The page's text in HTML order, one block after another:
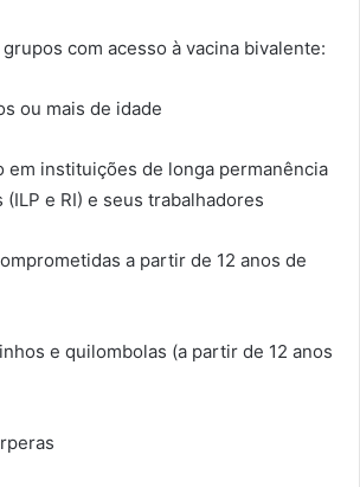
com acesso à vacina bivalente:
ou mais de idade
em instituições de longa permanência
e RI) e seus trabalhadores
a partir de 12 anos de
e quilombolas (a partir de 12 anos